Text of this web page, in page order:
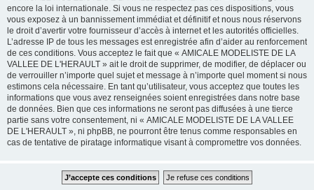
encore la loi internationale. Si vous ne respectez pas ces dispositions, vous
vous exposez à un bannissement immédiat et définitif et nous nous réservons
le droit d’avertir votre fournisseur d’accès à internet et les autorités officielles.
L’adresse IP de tous les messages est enregistrée afin d’aider au renforcement
de ces conditions. Vous acceptez le fait que « AMICALE MODELISTE DE LA
VALLEE DE L'HERAULT » ait le droit de supprimer, de modifier, de déplacer ou
de verrouiller n’importe quel sujet et message à n’importe quel moment si nous
estimons cela nécessaire. En tant qu’utilisateur, vous acceptez que toutes les
informations que vous avez renseignées soient enregistrées dans notre base
de données. Bien que ces informations ne seront pas diffusées à une tierce
partie sans votre consentement, ni « AMICALE MODELISTE DE LA VALLEE
DE L'HERAULT », ni phpBB, ne pourront être tenus comme responsables en
cas de tentative de piratage informatique visant à compromettre vos données.